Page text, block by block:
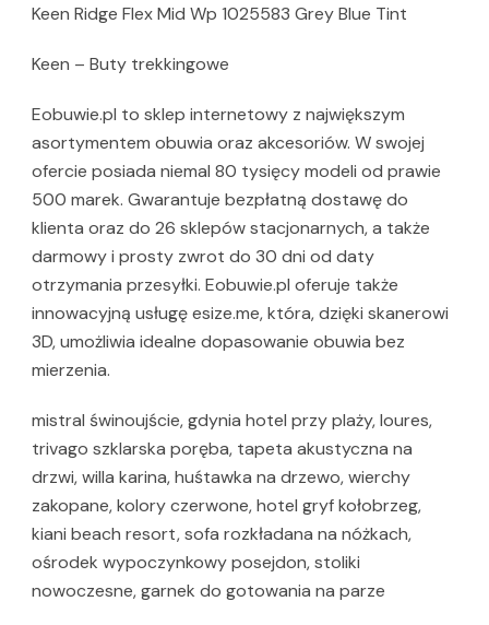
Keen Ridge Flex Mid Wp 1025583 Grey Blue Tint
Keen – Buty trekkingowe
Eobuwie.pl to sklep internetowy z największym
asortymentem obuwia oraz akcesoriów. W swojej
ofercie posiada niemal 80 tysięcy modeli od prawie
500 marek. Gwarantuje bezpłatną dostawę do
klienta oraz do 26 sklepów stacjonarnych, a także
darmowy i prosty zwrot do 30 dni od daty
otrzymania przesyłki. Eobuwie.pl oferuje także
innowacyjną usługę esize.me, która, dzięki skanerowi
3D, umożliwia idealne dopasowanie obuwia bez
mierzenia.
mistral świnoujście, gdynia hotel przy plaży, loures,
trivago szklarska poręba, tapeta akustyczna na
drzwi, willa karina, huśtawka na drzewo, wierchy
zakopane, kolory czerwone, hotel gryf kołobrzeg,
kiani beach resort, sofa rozkładana na nóżkach,
ośrodek wypoczynkowy posejdon, stoliki
nowoczesne, garnek do gotowania na parze